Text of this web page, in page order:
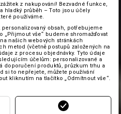
z nakupování! Bezvadné funkce,
hladký průběh – Toto jsou účely
používáme.
obsah, potřebujeme
„Přijmout vše“ budeme shromažďovat
našich webových stránkách
metod (včetně postupů založených na
z procesu objednávky. Tyto údaje
účelům: personalizované a
doporučení produktů, průzkum trhu a
si to nepřejete, můžete používání
kliknutím na tlačítko „Odmítnout vše“.